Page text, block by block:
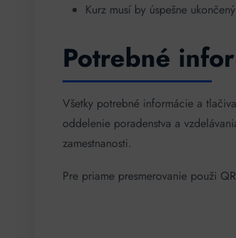
Kurz musí by úspešne
Potrebné
Všetky potrebné informácie a
oddelenie poradenstva a
zamestnanosti.
Pre priame presmerovanie použi